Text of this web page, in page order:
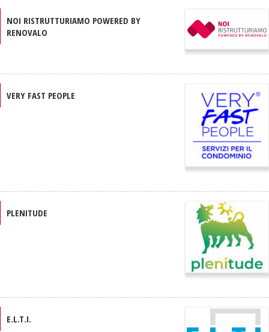
NOI RISTRUTTURIAMO POWERED BY
RENOVALO
VERY FAST PEOPLE
PLENITUDE
E.L.T.I.